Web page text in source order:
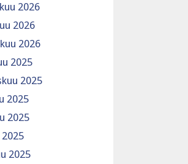
2026
2026
2026
2025
2025
2025
2025
2025